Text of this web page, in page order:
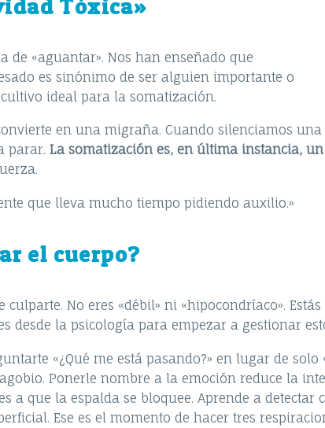
Tóxica»
«aguantar». Nos han enseñado que
es sinónimo de ser alguien importante o
ideal para la somatización.
en una migraña. Cuando silenciamos
parar. La somatización es, en última instancia,
que lleva mucho tiempo pidiendo auxilio.»
el cuerpo?
No eres «débil» ni «hipocondríaco».
desde la psicología para empezar a gestionar
«¿Qué me está pasando?» en lugar de solo
Ponerle nombre a la emoción reduce la
a que la espalda se bloquee. Aprende a
Ese es el momento de hacer tres